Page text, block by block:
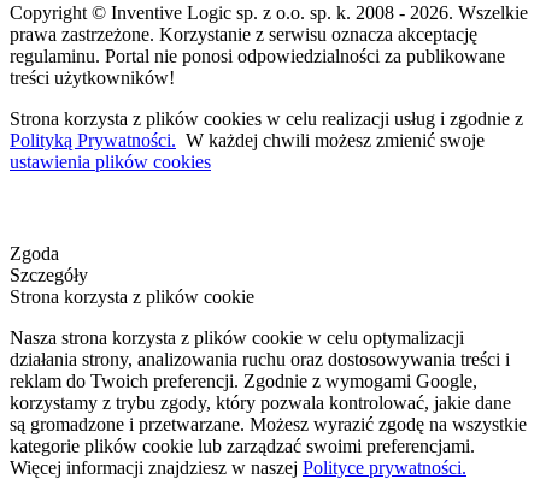
Copyright © Inventive Logic sp. z o.o. sp. k. 2008 - 2026. Wszelkie
prawa zastrzeżone. Korzystanie z serwisu oznacza akceptację
regulaminu. Portal nie ponosi odpowiedzialności za publikowane
treści użytkowników!
Strona korzysta z plików cookies w celu realizacji usług i zgodnie z
Polityką Prywatności. W każdej chwili możesz zmienić swoje
ustawienia plików cookies
Zgoda
Szczegóły
Strona korzysta z plików cookie
Nasza strona korzysta z plików cookie w celu optymalizacji
działania strony, analizowania ruchu oraz dostosowywania treści i
reklam do Twoich preferencji. Zgodnie z wymogami Google,
korzystamy z trybu zgody, który pozwala kontrolować, jakie dane
są gromadzone i przetwarzane. Możesz wyrazić zgodę na wszystkie
kategorie plików cookie lub zarządzać swoimi preferencjami.
Więcej informacji znajdziesz w naszej Polityce prywatności.